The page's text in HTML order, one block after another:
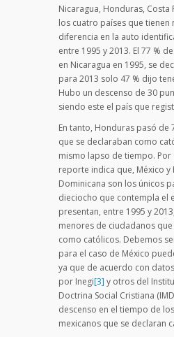
Nicaragua, Honduras, Costa
los cuatro países que tienen
diferencia en la auto
entre 1995 y 2013. El 77 %
en Nicaragua en 1995, se
para 2013 solo 47 % dijo
Hubo un descenso de 30
siendo este el país que
En tanto, Honduras pasó de
que se declaraban como
mismo lapso de tiempo.
reporte indica que, México y
Dominicana son los únicos
dieciocho que contempla el
presentan, entre 1995 y
menores de ciudadanos
como católicos. Debemos
para el caso de México
ya que de acuerdo con
por Inegi[3] y otros del
Doctrina Social Cristiana
descenso en el tiempo de
mexicanos que se declaran